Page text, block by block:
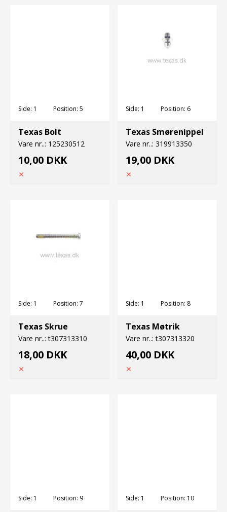
Side: 1 Position: 5
Texas Bolt
Vare nr..: 125230512
10,00 DKK
Side: 1 Position: 6
Texas Smørenippel
Vare nr..: 319913350
19,00 DKK
Side: 1 Position: 7
Texas Skrue
Vare nr..: t307313310
18,00 DKK
Side: 1 Position: 8
Texas Møtrik
Vare nr..: t307313320
40,00 DKK
Side: 1 Position: 9 Side: 1 Position: 10